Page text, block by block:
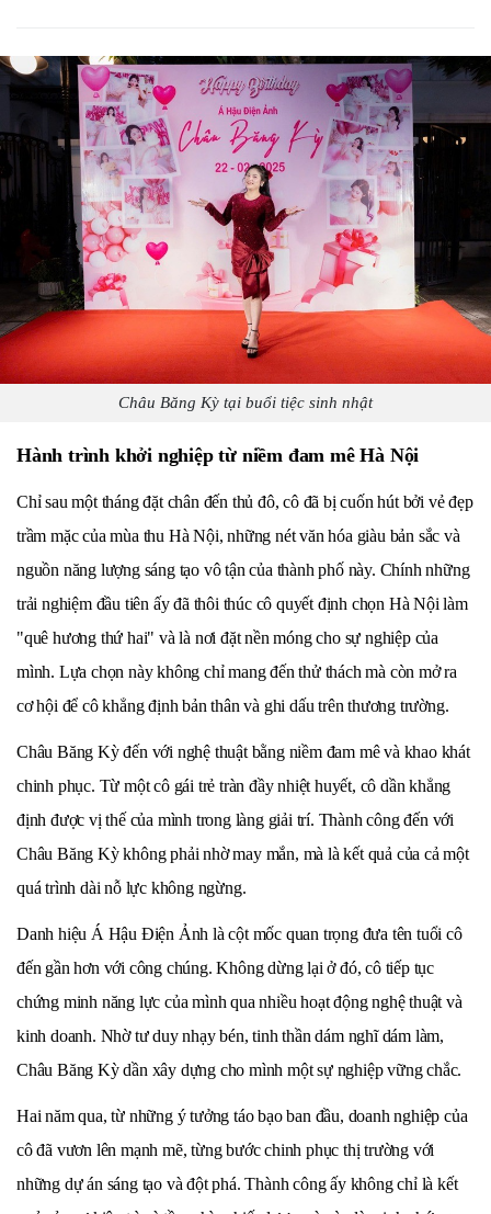
Châu Băng Kỳ tại buổi tiệc sinh nhật
Hành trình khởi nghiệp từ niềm đam mê Hà Nội
Chỉ sau một tháng đặt chân đến thủ đô, cô đã bị cuốn hút bởi vẻ đẹp
trầm mặc của mùa thu Hà Nội, những nét văn hóa giàu bản sắc và
nguồn năng lượng sáng tạo vô tận của thành phố này. Chính những
trải nghiệm đầu tiên ấy đã thôi thúc cô quyết định chọn Hà Nội làm
"quê hương thứ hai" và là nơi đặt nền móng cho sự nghiệp của
mình. Lựa chọn này không chỉ mang đến thử thách mà còn mở ra
cơ hội để cô khẳng định bản thân và ghi dấu trên thương trường.
Châu Băng Kỳ đến với nghệ thuật bằng niềm đam mê và khao khát
chinh phục. Từ một cô gái trẻ tràn đầy nhiệt huyết, cô dần khẳng
định được vị thế của mình trong làng giải trí. Thành công đến với
Châu Băng Kỳ không phải nhờ may mắn, mà là kết quả của cả một
quá trình dài nỗ lực không ngừng.
Danh hiệu Á Hậu Điện Ảnh là cột mốc quan trọng đưa tên tuổi cô
đến gần hơn với công chúng. Không dừng lại ở đó, cô tiếp tục
chứng minh năng lực của mình qua nhiều hoạt động nghệ thuật và
kinh doanh. Nhờ tư duy nhạy bén, tinh thần dám nghĩ dám làm,
Châu Băng Kỳ dần xây dựng cho mình một sự nghiệp vững chắc.
Hai năm qua, từ những ý tưởng táo bạo ban đầu, doanh nghiệp của
cô đã vươn lên mạnh mẽ, từng bước chinh phục thị trường với
những dự án sáng tạo và đột phá. Thành công ấy không chỉ là kết